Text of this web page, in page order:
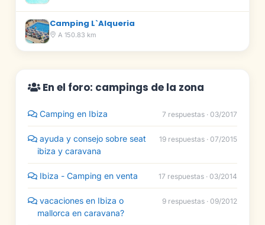
Camping L`Alqueria
A 150.83 km
En el foro: campings de la zona
Camping en Ibiza 7 respuestas · 03/2017
ayuda y consejo sobre seat
ibiza y caravana
19 respuestas · 07/2015
Ibiza - Camping en venta 17 respuestas · 03/2014
vacaciones en Ibiza o
mallorca en caravana?
9 respuestas · 09/2012